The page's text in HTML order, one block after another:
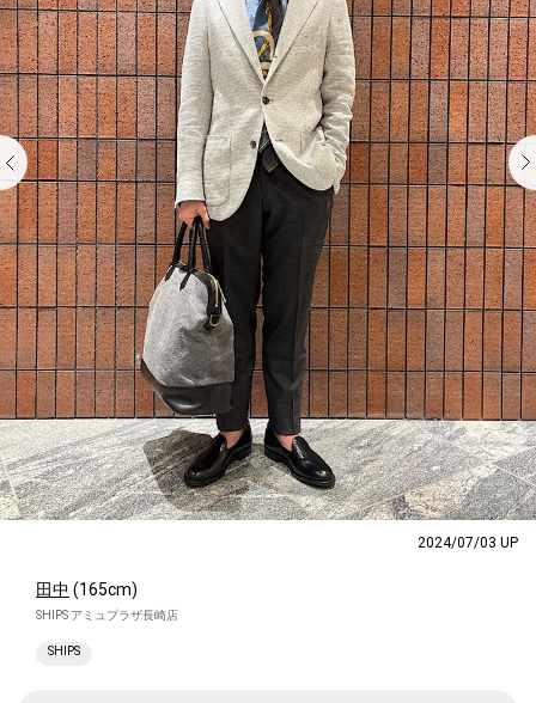
2024/07/03 UP
田中 (165cm)
SHIPS アミュプラザ長崎店
SHIPS